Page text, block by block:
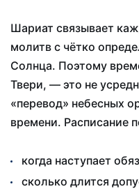
Шариат связывает
молитв с чётко
Солнца. Поэтому
Твери, — это не
«перевод» небесных
времени. Расписание
когда наступает
сколько длится